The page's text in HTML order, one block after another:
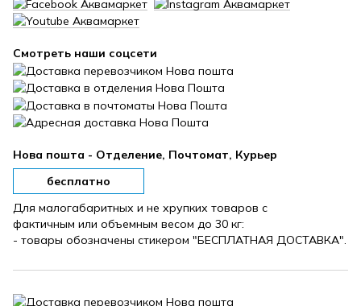
Смотреть наши соцсети
Нова пошта - Отделение, Почтомат, Курьер
бесплатно
Для малогабаритных и не хрупких товаров с
фактичным или объемным весом до 30 кг:
- товары обозначены стикером "БЕСПЛАТНАЯ ДОСТАВКА".